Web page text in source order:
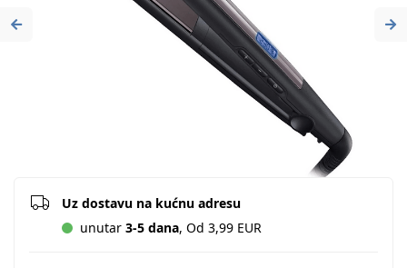
Previous
Uz dostavu na kućnu adresu
unutar 3-5 dana, Od 3,99 EUR